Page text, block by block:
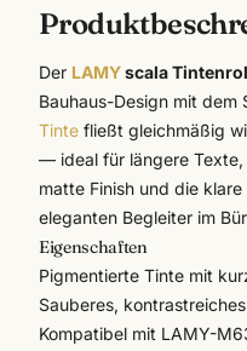
Der LAMYscala
Bauhaus-Design mit dem
Tinte fließt gleichmäßig
— ideal für längere
matte Finish und die
eleganten Begleiter im
Eigenschaften
Pigmentierte Tinte mit
Sauberes,
Kompatibel mit LAMY-